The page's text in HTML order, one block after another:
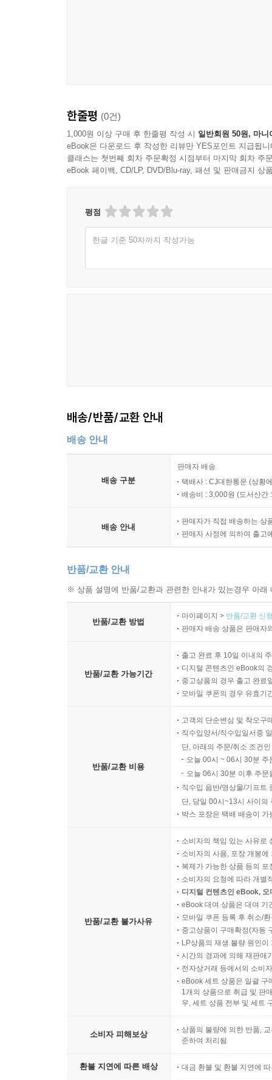
한줄평 (0건)
1,000원 이상 구매 후 한줄평 작성 시 일반회원 50원, 마니
eBook은 다운로드 후 작성한 리뷰만 YES포인트 지급됩니
클래스는 첫번째 회차 주문확정 시점부터 마지막 회차 주
eBook 페이백, CD/LP, DVD/Blu-ray, 패션 및 판매금지 상
평점
한글 기준 50자까지 작성가능
배송/반품/교환 안내
배송 안내
배송 구분
판매자 배송
택배사 : CJ대한통운 (상황
배송비 : 3,000원 (도서산간
배송 안내
판매자가 직접 배송하는 상
판매자 사정에 의하여 출고
반품/교환 안내
※ 상품 설명에 반품/교환과 관련한 안내가 있는경우 아
반품/교환 방법
마이페이지 > 반품/교환 신
판매자 배송 상품은 판매자
반품/교환 가능기간
출고 완료 후 10일 이내의
디지털 콘텐츠인 eBook의
중고상품의 경우 출고 완료
모바일 쿠폰의 경우 유효기
반품/교환 비용
고객의 단순변심 및 착오구
직수입양서/직수입일서중
단, 아래의 주문/취소 조건
오늘 00시 ~ 06시 30분
오늘 06시 30분 이후 주
직수입 음반/영상물/기프트
단, 당일 00시~13시 사이의
박스 포장은 택배 배송이
반품/교환 불가사유
소비자의 책임 있는 사유로
소비자의 사용, 포장 개봉
복제가 가능한 상품 등의
소비자의 요청에 따라 개별
디지털 컨텐츠인 eBook,
eBook 대여 상품은 대여 기
모바일 쿠폰 등록 후 취소/
중고상품이 구매확정(자동
LP상품의 재생 불량 원인
시간의 경과에 의해 재판매
전자상거래 등에서의 소비
eBook 세트 상품은 일괄 구
1개의 상품으로 취급 및 판
우, 세트 상품 전부 및 세트
소비자 피해보상
상품의 불량에 의한 반품,
준하여 처리됨
환불 지연에 따른 배상 대금 환불 및 환불 지연에